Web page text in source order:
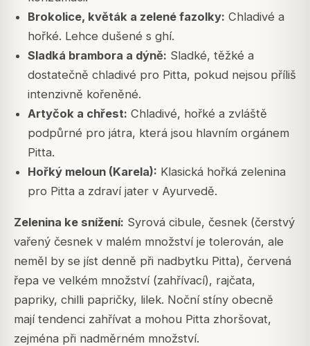
Brokolice, květák a zelené fazolky: Chladivé a
hořké. Lehce dušené s ghí.
Sladká brambora a dýně: Sladké, těžké a
dostatečně chladivé pro Pitta, pokud nejsou příliš
intenzivně kořeněné.
Artyčok a chřest: Chladivé, hořké a zvláště
podpůrné pro játra, která jsou hlavním orgánem
Pitta.
Hořký meloun (Karela): Klasická hořká zelenina
pro Pitta a zdraví jater v Ayurvedě.
Zelenina ke snížení: Syrová cibule, česnek (čerstvý
vařený česnek v malém množství je tolerován, ale
neměl by se jíst denně při nadbytku Pitta), červená
řepa ve velkém množství (zahřívací), rajčata,
papriky, chilli papričky, lilek. Noční stíny obecně
mají tendenci zahřívat a mohou Pitta zhoršovat,
zejména při nadměrném množství.